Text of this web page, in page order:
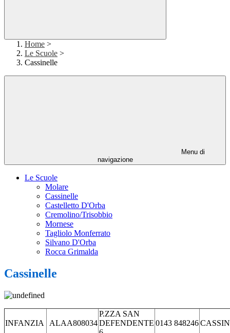
Home >
Le Scuole >
Cassinelle
Menu di
navigazione
Le Scuole
Molare
Cassinelle
Castelletto D'Orba
Cremolino/Trisobbio
Mornese
Tagliolo Monferrato
Silvano D'Orba
Rocca Grimalda
Cassinelle
INFANZIA ALAA808034
P.ZZA SAN
DEFENDENTE 0143 848246